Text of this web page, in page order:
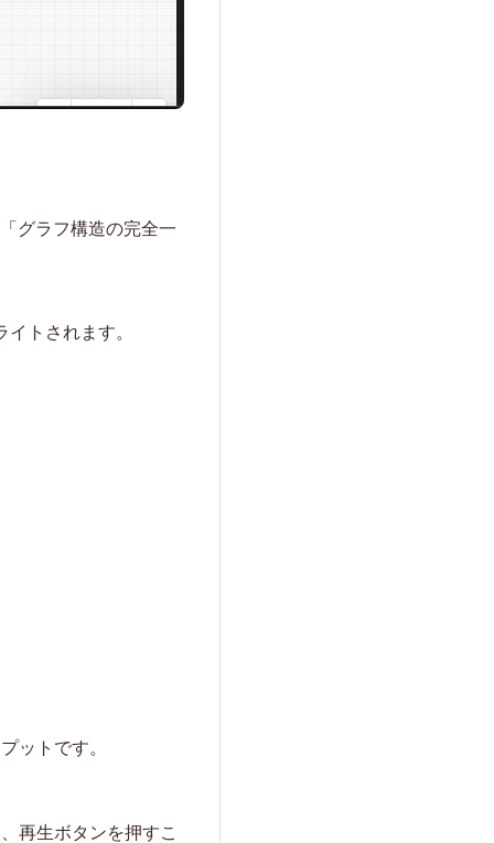
グラフ構造の完全一
トされます。
ットです。
再生ボタンを押すこ